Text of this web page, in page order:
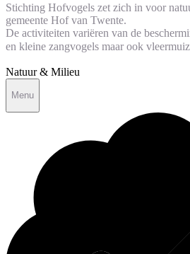
Stichting Hofvogels zet zich in voor
gemeente Hof van Twente.
De activiteiten variëren van de
en kleine zangvogels maar ook
Natuur & Milieu
Menu